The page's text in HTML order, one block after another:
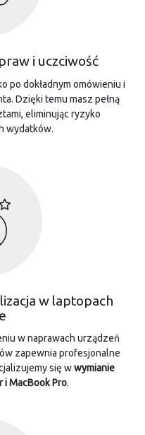
i uczciwość
po dokładnym omówieniu i
Dzięki temu masz pełną
eliminując ryzyko
wydatków.
w laptopach
w naprawach urządzeń
zapewnia profesjonalne
się wwymianie
i MacBook Pro.